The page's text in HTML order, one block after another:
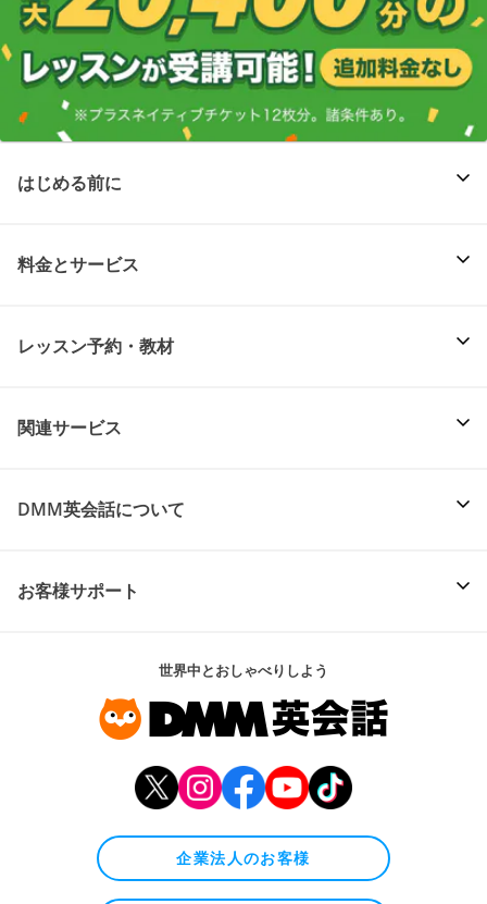
はじめる前に
料金とサービス
レッスン予約・教材
関連サービス
DMM英会話について
お客様サポート
世界中とおしゃべりしよう
企業法人のお客様